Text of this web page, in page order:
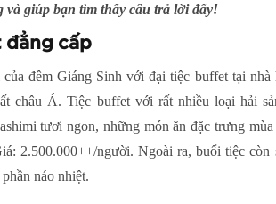
và giúp bạn tìm thấy câu trả lời đấy!
đẳng cấp
đêm Giáng Sinh với đại tiệc buffet tại nhà
châu Á. Tiệc buffet với rất nhiều loại hải
tươi ngon, những món ăn đặc trưng
2.500.000++/người. Ngoài ra, buổi tiệc
náo nhiệt.